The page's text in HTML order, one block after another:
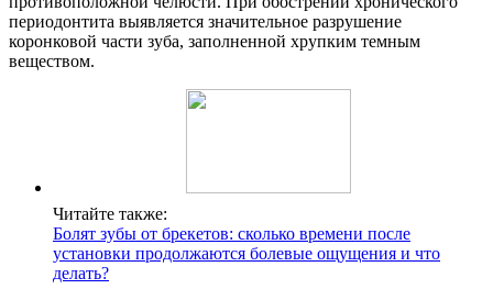
периодонтита выявляется значительное разрушение
коронковой части зуба, заполненной хрупким темным
веществом.
Читайте также:
Болят зубы от брекетов: сколько времени после
установки продолжаются болевые ощущения и что
делать?